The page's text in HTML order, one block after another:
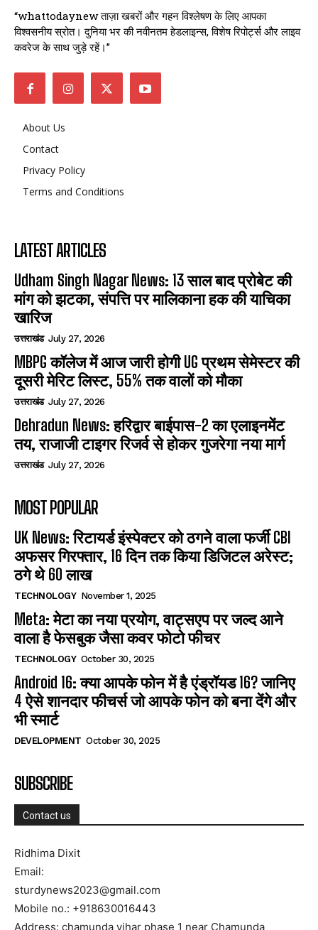
“whattodaynew ताज़ा खबरों और गहन विश्लेषण के लिए आपका
विश्वसनीय स्रोत। दुनिया भर की नवीनतम हेडलाइन्स, विशेष रिपोर्ट्स और लाइव
कवरेज के साथ जुड़े रहें।”
About Us
Contact
Privacy Policy
Terms and Conditions
LATEST ARTICLES
Udham Singh Nagar News: 13 साल बाद प्रोबेट की
मांग को झटका, संपत्ति पर मालिकाना हक की याचिका
खारिज
उत्तराखंड July 27, 2026
MBPG कॉलेज में आज जारी होगी UG प्रथम सेमेस्टर की
दूसरी मेरिट लिस्ट, 55% तक वालों को मौका
उत्तराखंड July 27, 2026
Dehradun News: हरिद्वार बाईपास-2 का एलाइनमेंट
तय, राजाजी टाइगर रिजर्व से होकर गुजरेगा नया मार्ग
उत्तराखंड July 27, 2026
MOST POPULAR
UK News: रिटायर्ड इंस्पेक्टर को ठगने वाला फर्जी CBI
अफसर गिरफ्तार, 16 दिन तक किया डिजिटल अरेस्ट;
ठगे थे 60 लाख
TECHNOLOGY November 1, 2025
Meta: मेटा का नया प्रयोग, वाट्सएप पर जल्द आने
वाला है फेसबुक जैसा कवर फोटो फीचर
TECHNOLOGY October 30, 2025
Android 16: क्या आपके फोन में है एंड्रॉयड 16? जानिए
4 ऐसे शानदार फीचर्स जो आपके फोन को बना देंगे और
भी स्मार्ट
DEVELOPMENT October 30, 2025
SUBSCRIBE
Contact us
Ridhima Dixit
Email:
sturdynews2023@gmail.com
Mobile no.: +918630016443
Address: chamunda vihar phase 1 near Chamunda